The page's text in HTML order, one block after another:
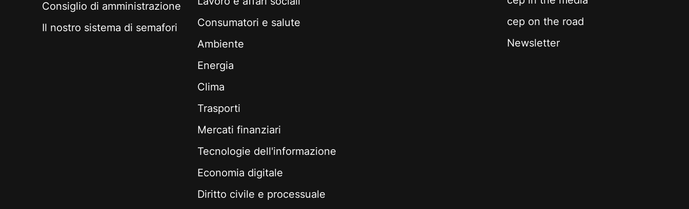
Consiglio di amministrazione
Il nostro sistema di semafori
Consumatori e salute
Ambiente
Energia
Clima
Trasporti
Mercati finanziari
Tecnologie dell'informazione
Economia digitale
Diritto civile e processuale
cep on the road
Newsletter